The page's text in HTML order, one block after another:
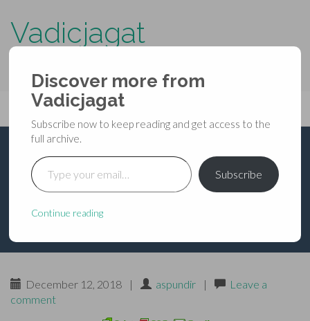
Vadicjagat
Primary
Menu
content
Vadicjagat
भविष्यपुराण – ब्राह्म पर्व –
अध्याय ५६-५७
December 12, 2018 | aspundir |
Leave a
comment
Discover more from
Vadicjagat
Subscribe now to keep reading and get access to the
full archive.
Type your email…
Subscribe
Continue reading